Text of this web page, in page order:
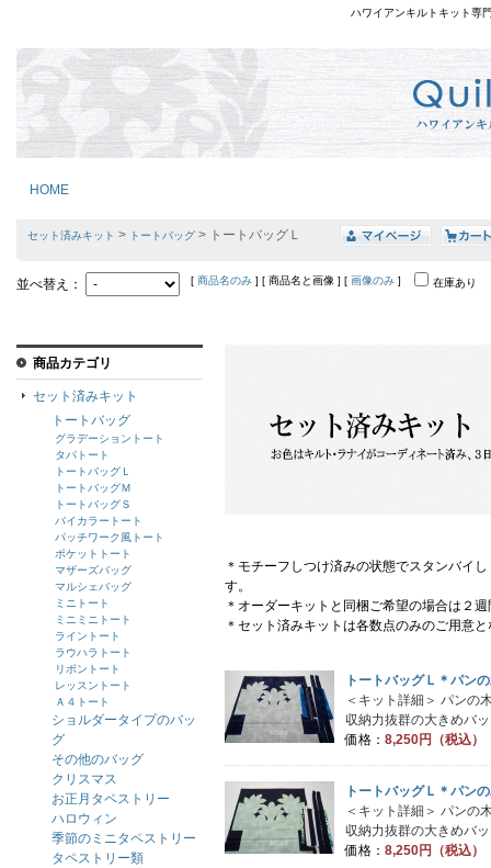
ハワイアンキルトキット専
HOME
セット済みキット > トートバッグ > トートバッグＬ
並べ替え： [ 商品名のみ ] [ 商品名と画像 ] [ 画像のみ ] 在庫あり
＊モチーフしつけ済みの状態でスタンバイ
す。
＊オーダーキットと同梱ご希望の場合は２
＊セット済みキットは各数点のみのご用意
トートバッグＬ＊パン
＜キット詳細＞ パンの
収納力抜群の大きめバ
価格： 8,250円（税込）
トートバッグＬ＊パン
＜キット詳細＞ パンの
収納力抜群の大きめバ
価格： 8,250円（税込）
商品カテゴリ
セット済みキット
トートバッグ
グラデーショントート
タパトート
トートバッグＬ
トートバッグＭ
トートバッグＳ
バイカラートート
パッチワーク風トート
ポケットトート
マザーズバッグ
マルシェバッグ
ミニトート
ミニミニトート
ライントート
ラウハラトート
リボントート
レッスントート
Ａ４トート
ショルダータイプのバッ
グ
その他のバッグ
クリスマス
お正月タペストリー
ハロウィン
季節のミニタペストリー
タペストリー類